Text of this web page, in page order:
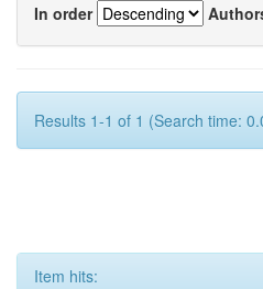
In order
Results 1-1 of 1 (Search time:
Item hits: